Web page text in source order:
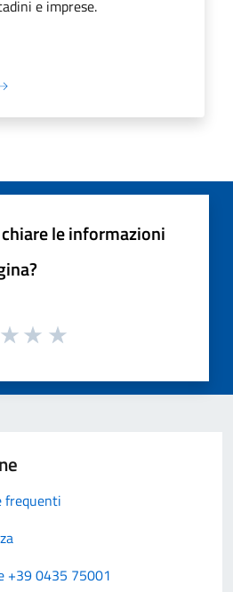
e imprese.
le informazioni
frequenti
+39 0435 75001